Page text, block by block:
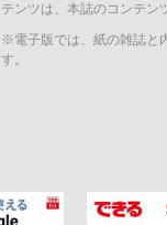
テンツは、本誌のコンテン
※電子版では、紙の雑誌と
す。